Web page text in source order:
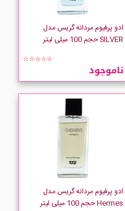
ادو پرفیوم مردانه گریس مدل
SILVER حجم 100 میلی لیتر
☆☆☆☆☆
ناموجود
ادو پرفیوم مردانه گریس مدل
Hermes حجم 100 میلی لیتر